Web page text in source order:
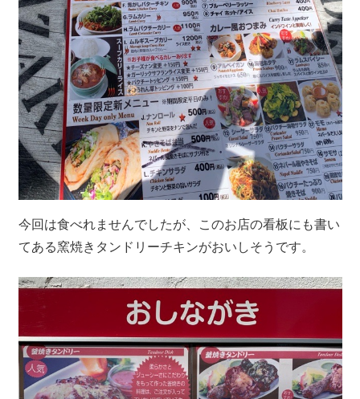
今回は食べれませんでしたが、このお店の看板にも書い
てある窯焼きタンドリーチキンがおいしそうです。